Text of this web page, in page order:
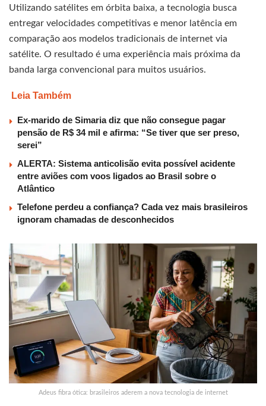
Utilizando satélites em órbita baixa, a tecnologia busca
entregar velocidades competitivas e menor latência em
comparação aos modelos tradicionais de internet via
satélite. O resultado é uma experiência mais próxima da
banda larga convencional para muitos usuários.
Leia Também
Ex-marido de Simaria diz que não consegue pagar
pensão de R$ 34 mil e afirma: “Se tiver que ser preso,
serei”
ALERTA: Sistema anticolisão evita possível acidente
entre aviões com voos ligados ao Brasil sobre o
Atlântico
Telefone perdeu a confiança? Cada vez mais brasileiros
ignoram chamadas de desconhecidos
Adeus fibra ótica: brasileiros aderem a nova tecnologia de internet